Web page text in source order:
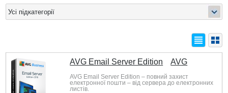
AVG Email Server Edition AVG
AVG Email Server Edition – повний захист
електронної пошти – від сервера до електронних
листів.